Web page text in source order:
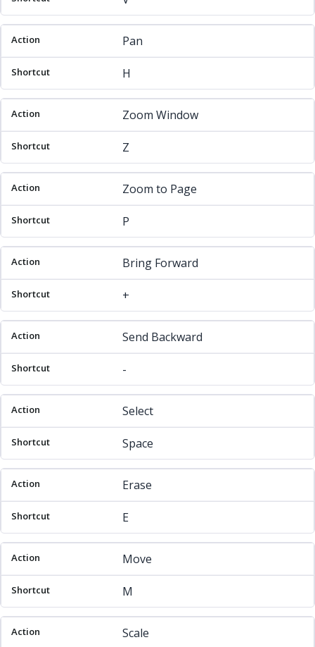
Pan
H
Zoom Window
Z
Zoom to Page
P
Bring Forward
+
Send Backward
-
Select
Space
Erase
E
Move
M
Scale